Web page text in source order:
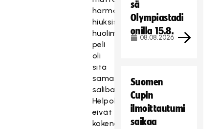
harmaista
hiuksista
huolimatta
peli
oli
sitä
samaa
salibandya.
Helpolla
eivät
kokeneet
sä
Olympiastadi
onilla 15.8.
08.08.2026
Suomen
Cupin
ilmoittautumi
saikaa